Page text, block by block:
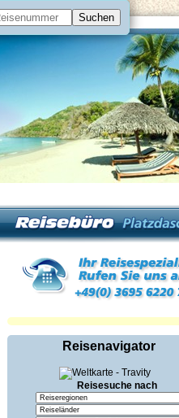
Reisenavigator
Reisesuche nach